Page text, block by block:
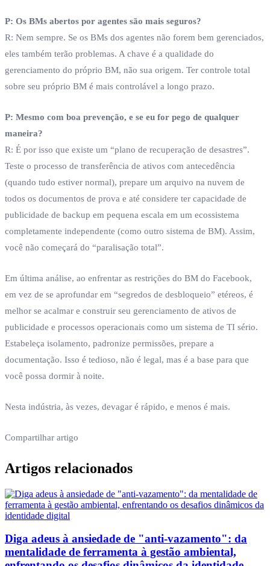
P: Os BMs abertos por agentes são mais seguros?
R: Nem sempre. Se os BMs dos agentes não forem bem gerenciados,
eles também terão problemas. A chave é a qualidade do
gerenciamento do próprio BM, não sua origem. Ter controle total
sobre seu próprio BM é mais controlável a longo prazo.
P: Mesmo com boa prevenção, e se eu for pego de qualquer
maneira?
R: É por isso que existe um “plano de recuperação de desastres”.
Teste o processo de transferência de ativos com antecedência
(quando tudo estiver normal), prepare um arquivo na nuvem de
todos os documentos de prova e até considere ter capacidade de
publicidade de backup em pequena escala em um ecossistema
completamente independente (como outro sistema de BM). Assim,
você não começará do “paralisação total”.
Em última análise, ao enfrentar as restrições do BM do Facebook,
em vez de se aprofundar em “segredos de desbloqueio” etéreos, é
melhor se acalmar e construir seu gerenciamento de ativos de
publicidade e processos operacionais como um sistema de TI sério.
Estabeleça isolamento, padronize permissões, prepare a
documentação. Isso é tedioso, não é legal, mas é a base para que
você possa dormir à noite.
Nesta indústria, às vezes, devagar é rápido, e menos é mais.
Compartilhar artigo
Artigos relacionados
Diga adeus à ansiedade de "anti-vazamento": da
mentalidade de ferramenta à gestão ambiental,